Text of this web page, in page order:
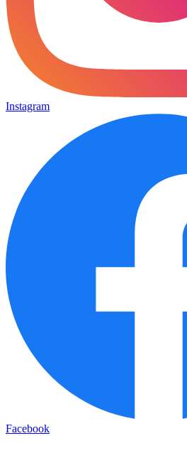
Instagram
Facebook